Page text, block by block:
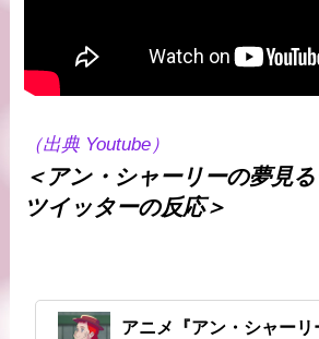
（出典 Youtube）
＜アン・シャーリーの夢見
ツイッターの反応＞
アニメ『アン・シャーリ